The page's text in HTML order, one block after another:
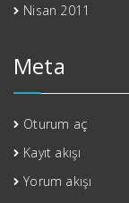
Nisan 2011
Meta
Oturum aç
Kayıt akışı
Yorum akışı